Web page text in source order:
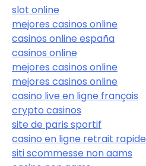
slot online
mejores casinos online
casinos online españa
casinos online
mejores casinos online
mejores casinos online
casino live en ligne français
crypto casinos
site de paris sportif
casino en ligne retrait rapide
siti scommesse non aams